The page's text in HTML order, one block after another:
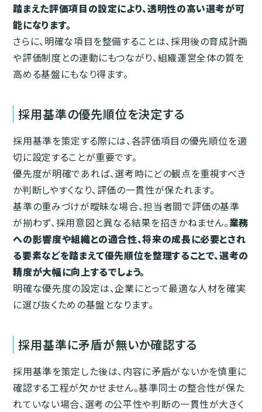
踏まえた評価項目の設定により、透明性の高い選考が可
能になります。
さらに、明確な項目を整備することは、採用後の育成計画
や評価制度との連動にもつながり、組織運営全体の質を
高める基盤にもなり得ます。
採用基準の優先順位を決定する
採用基準を策定する際には、各評価項目の優先順位を適
切に設定することが重要です。
優先度が明確であれば、選考時にどの観点を重視すべき
か判断しやすくなり、評価の一貫性が保たれます。
基準の重みづけが曖昧な場合、担当者間で評価の基準
が揃わず、採用意図と異なる結果を招きかねません。業務
への影響度や組織との適合性、将来の成長に必要とされ
る要素などを踏まえて優先順位を整理することで、選考の
精度が大幅に向上するでしょう。
明確な優先度の設定は、企業にとって最適な人材を確実
に選び抜くための基盤となります。
採用基準に矛盾が無いか確認する
採用基準を策定した後は、内容に矛盾がないかを慎重に
確認する工程が欠かせません。基準同士の整合性が保た
れていない場合、選考の公平性や判断の一貫性が大きく